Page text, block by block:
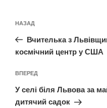
записів
Попередній
запис:
НАЗАД
Вчителька з
космічний центр у США
Наступний
запис
ВПЕРЕД
У селі біля Львова за
дитячий садок